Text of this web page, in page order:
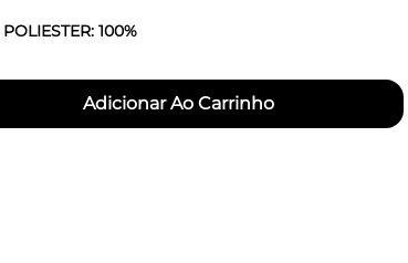
POLIESTER: 100%